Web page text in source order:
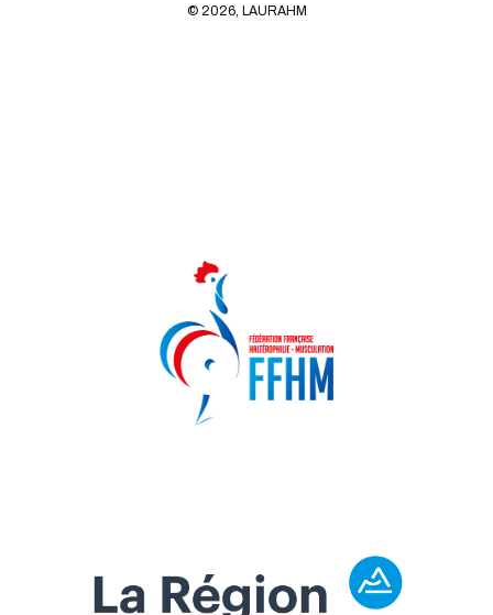
© 2026, LAURAHM